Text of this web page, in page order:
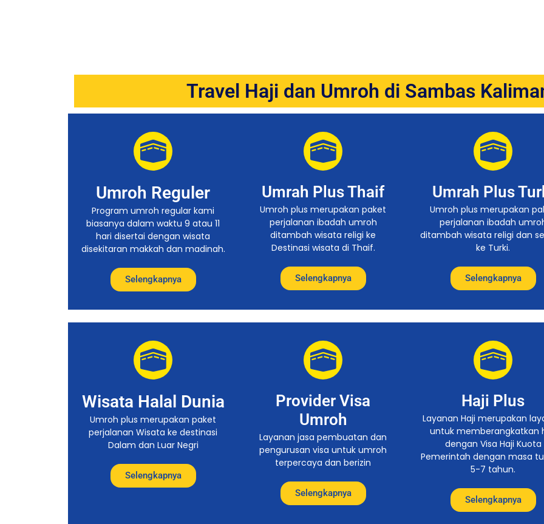
Travel Haji dan Umroh di Sambas
Umroh Reguler
Program umroh regular kami
biasanya dalam waktu 9 atau 11
hari disertai dengan wisata
disekitaran makkah dan madinah.
Selengkapnya
Umrah Plus Thaif
Umroh plus merupakan paket
perjalanan ibadah umroh
ditambah wisata religi ke
Destinasi wisata di Thaif.
Selengkapnya
Umrah Plus
Umroh plus merupakan
perjalanan ibadah
ditambah wisata religi dan
ke Turki.
Selengkapnya
Wisata Halal Dunia
Umroh plus merupakan paket
perjalanan Wisata ke destinasi
Dalam dan Luar Negri
Selengkapnya
Provider Visa
Umroh
Layanan jasa pembuatan dan
pengurusan visa untuk umroh
terpercaya dan berizin
Selengkapnya
Haji Plus
Layanan Haji merupakan
untuk memberangkatkan
dengan Visa Haji Kuota
Pemerintah dengan masa
5-7 tahun.
Selengkapnya